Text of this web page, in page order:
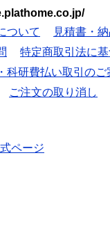
ついて
見積書・
特定商取引法に
科研費払い取引のご
ご注文の取り消し
ページ